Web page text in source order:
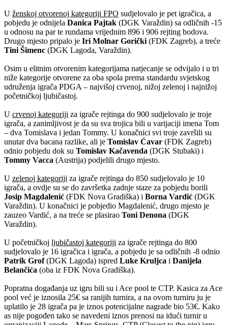
U ženskoj otvorenoj kategoriji FPO sudjelovalo je pet igračica, a
pobjedu je odnijela Danica Pajtak (DGK Varaždin) sa odličnih -15
u odnosu na par te rundama vrijednim 896 i 906 rejting bodova.
Drugo mjesto pripalo je Iri Molnar Gorički (FDK Zagreb), a treće
Tini Šimenc (DGK Lagoda, Varaždin).
Osim u elitnim otvorenim kategorijama natjecanje se odvijalo i u tri
niže kategorije otvorene za oba spola prema standardu svjetskog
udruženja igrača PDGA – najvišoj crvenoj, nižoj zelenoj i najnižoj
početničkoj ljubičastoj.
U crvenoj kategoriji za igrače rejtinga do 900 sudjelovalo je troje
igrača, a zanimljivost je da su sva trojica bili u varijaciji imena Tom
– dva Tomislava i jedan Tommy. U konačnici svi troje završili su
unutar dva bacana razlike, ali je Tomislav Ćavar (FDK Zagreb)
odnio pobjedu dok su Tomislav Kačavenda (DGK Stubaki) i
Tommy Vacca (Austrija) podjelili drugo mjesto.
U zelenoj kategoriji za igrače rejtinga do 850 sudjelovalo je 10
igrača, a ovdje su se do završetka zadnje staze za pobjedu borili
Josip Magdalenić (FDK Nova Gradiška) i Borna Vardić (DGK
Varaždin). U konačnici je pobjedio Magdalenić, drugo mjesto je
zauzeo Vardić, a na treće se plasirao Toni Denona (DGK
Varaždin).
U početničkoj ljubičastoj kategoriji za igrače rejtinga do 800
sudjelovalo je 16 igračica i igrača, a pobjedu je sa odličnih -8 odnio
Patrik Grof(DGK Lagoda) ispred Luke Kruljca i Danijela
Belančića (oba iz FDK Nova Gradiška).
Popratna događanja uz igru bili su i Ace pool te CTP. Kasica za Ace
pool već je iznosila 25€ sa ranijih turnira, a na ovom turniru ju je
uplatilo je 28 igrača pa je iznos potencijalne nagrade bio 53€. Kako
as nije pogođen tako se navedeni iznos prenosi na idući turnir u